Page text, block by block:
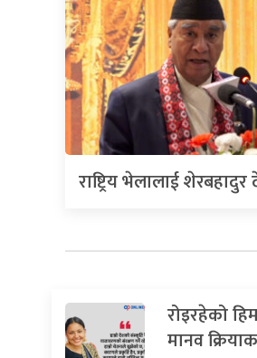
राष्ट्रिय भेलालाई
रोइरहेको
मानव